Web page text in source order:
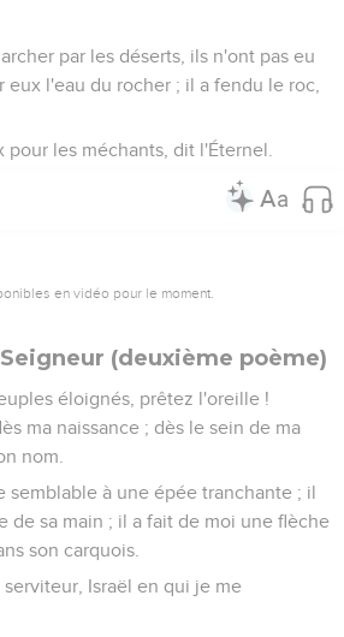
par les déserts, ils n'ont pas eu
l'eau du rocher ; il a fendu le roc,
pour les méchants, dit l'Éternel.
en vidéo pour le moment.
(deuxième poème)
éloignés, prêtez l'oreille !
ma naissance ; dès le sein de ma
nom.
semblable à une épée tranchante ; il
de sa main ; il a fait de moi une flèche
son carquois.
serviteur, Israël en qui je me